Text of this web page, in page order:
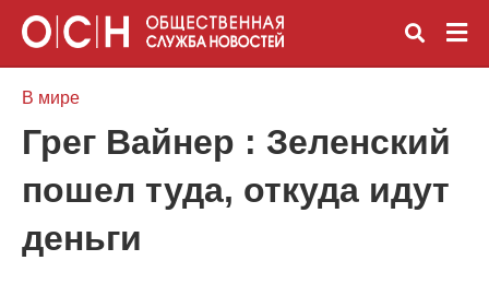
В мире
Грег Вайнер : Зеленский
пошел туда, откуда идут
деньги